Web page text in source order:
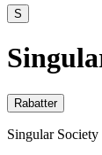
S
Rabatter
Singular